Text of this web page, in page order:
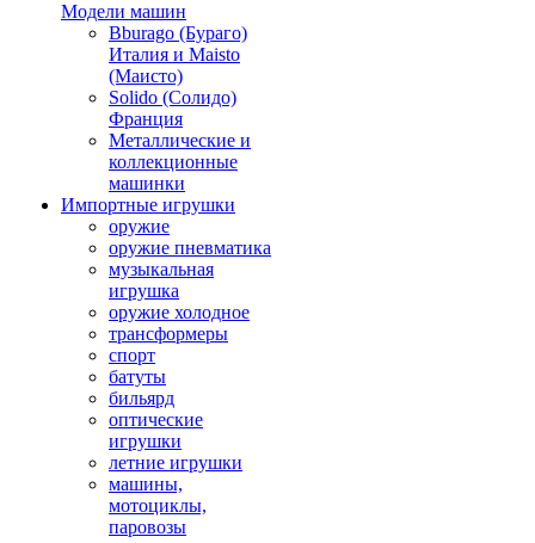
Модели машин
Bburago (Бураго)
Италия и Maisto
(Маисто)
Solido (Солидо)
Франция
Металлические и
коллекционные
машинки
Импортные игрушки
оружие
оружие пневматика
музыкальная
игрушка
оружие холодное
трансформеры
спорт
батуты
бильярд
оптические
игрушки
летние игрушки
машины,
мотоциклы,
паровозы